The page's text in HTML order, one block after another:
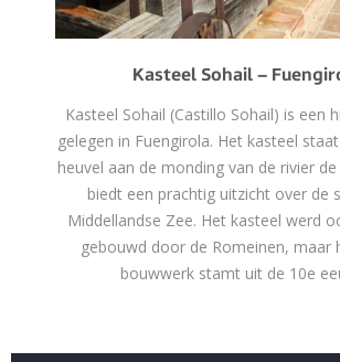
Kasteel Sohail –
Kasteel Sohail (Castillo Sohail) is een
gelegen in Fuengirola. Het kasteel
heuvel aan de monding van de rivier
biedt een prachtig uitzicht over de
Middellandse Zee. Het kasteel werd
gebouwd door de Romeinen, maar
bouwwerk stamt uit de 10e